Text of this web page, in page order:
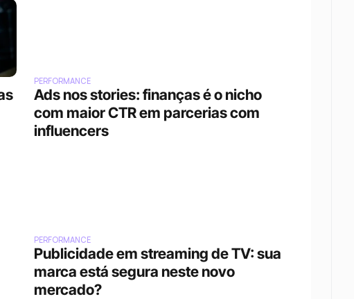
PERFORMANCE
Ads nos stories: finanças é o nicho
com maior CTR em parcerias com
influencers
PERFORMANCE
Publicidade em streaming de TV: sua
marca está segura neste novo
mercado?